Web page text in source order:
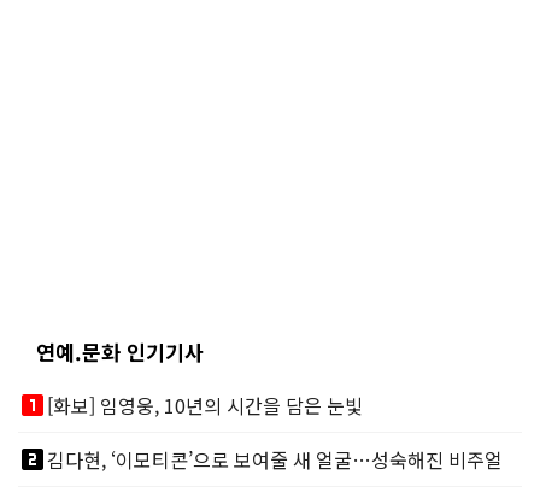
연예.문화 인기기사
looks_one[화보] 임영웅, 10년의 시간을 담은 눈빛
looks_two김다현, ‘이모티콘’으로 보여줄 새 얼굴…성숙해진 비주얼